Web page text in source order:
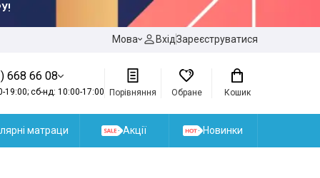
Мова ВхідЗареєструватися
668 66 08
19:00; сб-нд: 10:00-17:00 Порівняння Обране Кошик
матраци Акції Новинки